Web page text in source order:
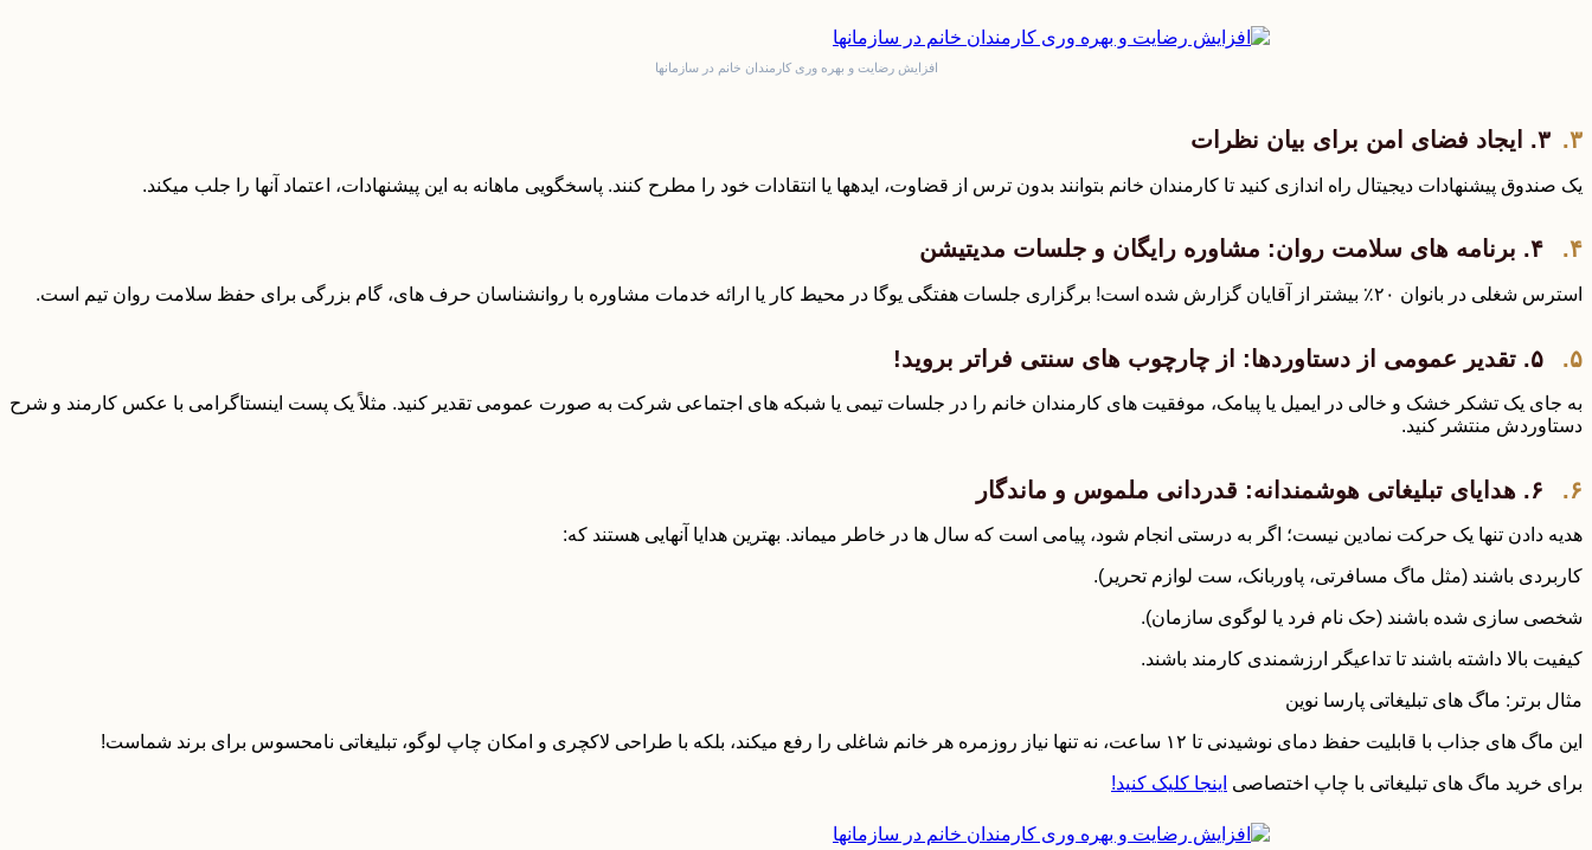
افزایش رضایت و بهره وری کارمندان خانم در سازمانها
۳. ایجاد فضای امن برای بیان نظرات
یک صندوق پیشنهادات دیجیتال راه اندازی کنید تا کارمندان خانم بتوانند بدون ترس از قضاوت، ایدهها یا انتقادات خود را مطرح کنند. پاسخگویی ماهانه به این پیشنهادات، اعتماد آنها را جلب میکند.
استرس شغلی در بانوان ۲۰٪ بیشتر از آقایان گزارش شده است! برگزاری جلسات هفتگی یوگا در محیط کار یا ارائه خدمات مشاوره با روانشناسان حرف های، گام بزرگی برای حفظ سلامت روان تیم است.
به جای یک تشکر خشک و خالی در ایمیل یا پیامک، موفقیت های کارمندان خانم را در جلسات تیمی یا شبکه های اجتماعی شرکت به صورت عمومی تقدیر کنید. مثلاً یک پست اینستاگرامی با عکس کارمند و شرح
دستاوردش منتشر کنید.
هدیه دادن تنها یک حرکت نمادین نیست؛ اگر به درستی انجام شود، پیامی است که سال ها در خاطر میماند. بهترین هدایا آنهایی هستند که:
کاربردی باشند (مثل ماگ مسافرتی، پاوربانک، ست لوازم تحریر).
شخصی سازی شده باشند (حک نام فرد یا لوگوی سازمان).
کیفیت بالا داشته باشند تا تداعیگر ارزشمندی کارمند باشند.
مثال برتر: ماگ های تبلیغاتی پارسا نوین
این ماگ های جذاب با قابلیت حفظ دمای نوشیدنی تا ۱۲ ساعت، نه تنها نیاز روزمره هر خانم شاغلی را رفع میکند، بلکه با طراحی لاکچری و امکان چاپ لوگو، تبلیغاتی نامحسوس برای برند شماست!
برای خرید ماگ های تبلیغاتی با چاپ اختصاصی اینجا کلیک کنید!